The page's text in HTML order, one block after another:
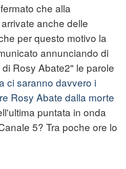
che alla
anche delle
per questo motivo la
annunciando di
Rosy Abate2" le parole
ci saranno davvero i
Rosy Abate dalla morte
puntata in onda
5? Tra poche ore lo